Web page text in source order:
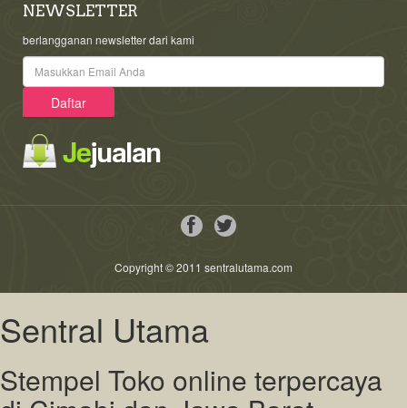
NEWSLETTER
berlangganan newsletter dari kami
Copyright © 2011 sentralutama.com
Sentral Utama
Stempel Toko online terpercaya